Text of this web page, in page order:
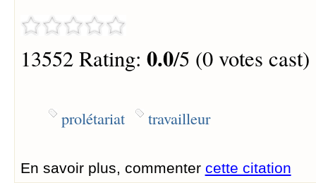
13552 Rating: 0.0/5 (0 votes cast)
prolétariat travailleur
En savoir plus, commenter cette citation